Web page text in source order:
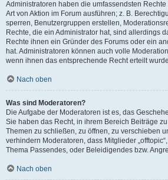
Administratoren haben die umfassendsten
Art von Aktion im Forum ausführen; z. B.
sperren, Benutzergruppen erstellen,
Rechte, die ein Administrator hat, sind allerdings
Rechte ihnen ein Gründer des Forums oder ein
hat. Administratoren können auch volle
wenn ihnen das entsprechende Recht erteilt
Nach oben
Was sind Moderatoren?
Die Aufgabe der Moderatoren ist es, das
Sie haben das Recht, in ihrem Bereich Beiträge
Themen zu schließen, zu öffnen, zu verschieben
verhindern Moderatoren, dass Mitglieder
Thema Passendes, oder Beleidigendes bzw.
Nach oben